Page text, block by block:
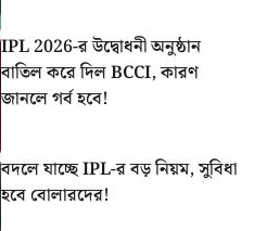
IPL 2026-র উদ্বোধনী অনুষ্ঠান
বাতিল করে দিল BCCI, কারণ
জানলে গর্ব হবে!
বদলে যাচ্ছে IPL-র বড় নিয়ম, সুবিধা
হবে বোলারদের!